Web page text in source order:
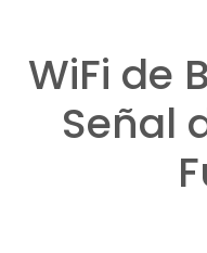
WiFi de
Señal